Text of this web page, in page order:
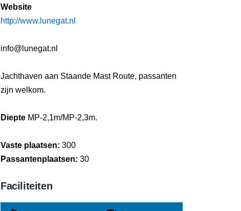
Website
http://www.lunegat.nl
info@lunegat.nl
Jachthaven aan Staande Mast Route, passanten
zijn welkom.
Diepte MP-2,1m/MP-2,3m.
Vaste plaatsen: 300
Passantenplaatsen: 30
Faciliteiten